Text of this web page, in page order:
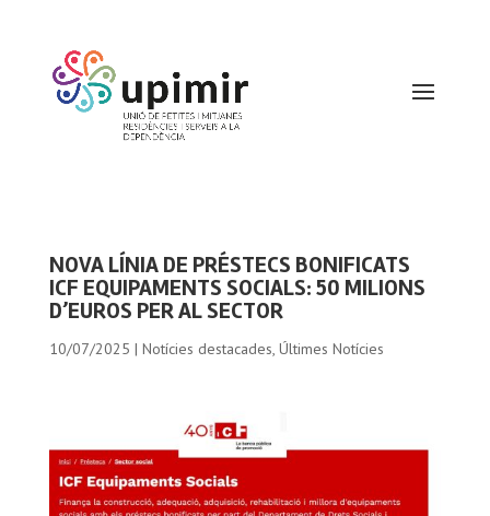
NOVA LÍNIA DE PRÉSTECS BONIFICATS
ICF EQUIPAMENTS SOCIALS: 50 MILIONS
D’EUROS PER AL SECTOR
10/07/2025 | Notícies destacades, Últimes Notícies